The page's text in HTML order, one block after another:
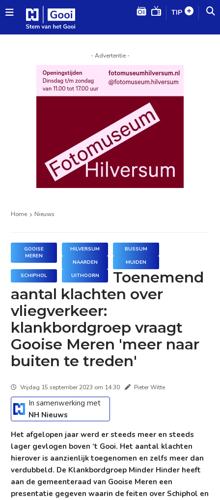
TIP
- Advertentie -
Home Nieuws
GOOISE
MEREN
HILVERSUM
BUSSUM
NAARDEN
MUIDEN
SCHIPHOL
UITHOORN
Toenemend
aantal klachten over
vliegverkeer:
klankbordgroep vraagt
Gooise Meren 'meer naar
buiten te treden'
Vrijdag 15 september 2023 om 14:30 Pieter Witte
In samenwerking met
NH Nieuws
Het afgelopen jaar werd er steeds meer en steeds
lager gevlogen boven ‘t Gooi. Het aantal klachten
hierover is aanzienlijk toegenomen en zelfs meer dan
verdubbeld. De Klankbordgroep Minder Hinder heeft
aan de gemeenteraad van Gooise Meren een
presentatie gegeven waarin de feiten over Schiphol en